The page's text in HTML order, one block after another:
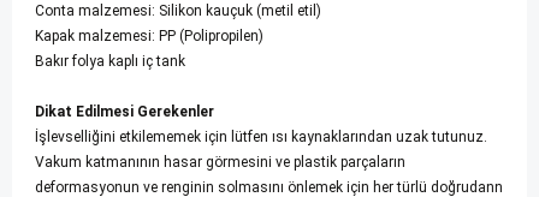
Conta malzemesi: Silikon kauçuk (metil etil)
Kapak malzemesi: PP (Polipropilen)
Bakır folya kaplı iç tank
Dikat Edilmesi Gerekenler
İşlevselliğini etkilememek için lütfen ısı kaynaklarından uzak tutunuz.
Vakum katmanının hasar görmesini ve plastik parçaların
deformasyonun ve renginin solmasını önlemek için her türlü doğrudann